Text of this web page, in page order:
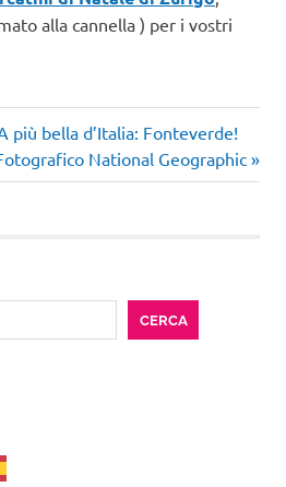
alla cannella ) per i vostri
più bella d’Italia: Fonteverde!
National Geographic
CERCA